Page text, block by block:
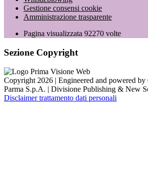
Gestione consensi cookie
Amministrazione trasparente
Pagina visualizzata 92270 volte
Sezione Copyright
Copyright 2026 | Engineered and powered by
Parma S.p.A. | Divisione Publishing & New
Disclaimer trattamento dati personali